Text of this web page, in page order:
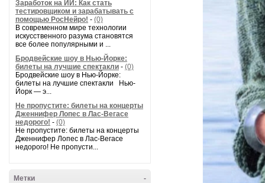
Заработок на ИИ: Как стать
тестировщиком и зарабатывать с
помощью РосНейро! - (0)
В современном мире технологии
искусственного разума становятся
все более популярными и ...
Бродвейские шоу в Нью-Йорке:
билеты на лучшие спектакли - (0)
Бродвейские шоу в Нью-Йорке:
билеты на лучшие спектакли Нью-
Йорк — э...
Не пропустите: билеты на концерты
Дженнифер Лопес в Лас-Вегасе
недорого! - (0)
Не пропустите: билеты на концерты
Дженнифер Лопес в Лас-Вегасе
недорого! Не пропусти...
-
Метки